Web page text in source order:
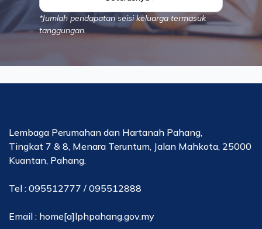
*Jumlah pendapatan seisi keluarga termasuk
tanggungan.
Lembaga Perumahan dan Hartanah Pahang,
Tingkat 7 & 8, Menara Teruntum, Jalan Mahkota, 25000
Kuantan, Pahang.
Tel : 095512777 / 095512888
Email : home[a]lphpahang.gov.my